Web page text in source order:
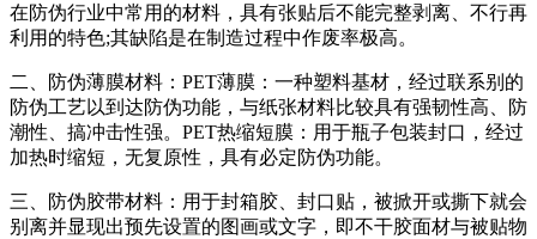
在防伪行业中常用的材料，具有张贴后不能完整剥离、不行再
利用的特色;其缺陷是在制造过程中作废率极高。
二、防伪薄膜材料：PET薄膜：一种塑料基材，经过联系别的
防伪工艺以到达防伪功能，与纸张材料比较具有强韧性高、防
潮性、搞冲击性强。PET热缩短膜：用于瓶子包装封口，经过
加热时缩短，无复原性，具有必定防伪功能。
三、防伪胶带材料：用于封箱胶、封口贴，被掀开或撕下就会
别离并显现出预先设置的图画或文字，即不干胶面材与被贴物